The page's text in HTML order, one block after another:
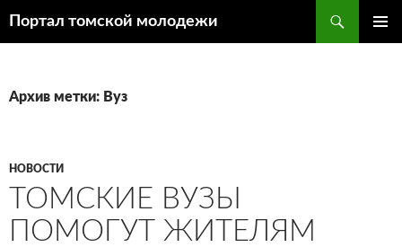
Портал томской молодежи
Архив метки: Вуз
НОВОСТИ
ТОМСКИЕ ВУЗЫ
ПОМОГУТ ЖИТЕЛЯМ